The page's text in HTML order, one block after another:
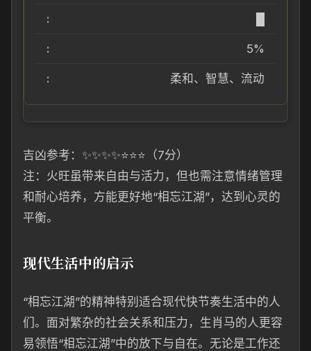
5%
柔和、智慧、流动
吉凶参考：✨✨✨✨⭐⭐⭐（7分）
注：火旺虽带来自由与活力，但也需注意情绪管理
和耐心培养，方能更好地“相忘江湖”，达到心灵的
平衡。
现代生活中的启示
“相忘江湖”的精神特别适合现代快节奏生活中的人
们。面对繁杂的社会关系和压力，生肖马的人更容
易领悟“相忘江湖”中的放下与自在。无论是工作还